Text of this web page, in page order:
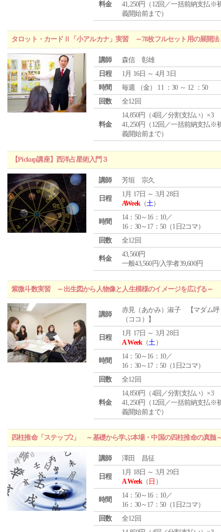
料金
41,250円（12回／一括前納支払※
義開始前まで）
タロット・カードⅡ「小アルカナ」実習 ～78枚フルセット用の展開法
講師
森信 彰雄
日程
1月 16日 ～ 4月 3日
時間
毎週 （金） 11 ：30 ～ 12 ：50
回数
全12回
料金
14,850円（4回／分割支払い）×3
41,250円（12回／一括前納支払※
義開始前まで）
【Pickup講座】西洋占星術入門３
講師 芳垣 宗久
日程
1月 17日 ～ 3月 28日
AWeek（土）
時間
14：50～16：10／
16：30～17：50（1日2コマ）
回数
全12回
料金
43,560円
一般43,560円/入学者39,600円
紫微斗数実習 ～出生図から人物像と人生模様のイメージを広げる～
講師
赤見（あかみ）淑子 【マダム呼
（ココ）】
日程
1月 17日 ～ 3月 28日
A Week（土）
時間
14：50～16：10／
16：30～17：50（1日2コマ）
回数
全12回
料金
14,850円（4回／分割支払い）×3
41,250円（12回／一括前納支払※
義開始前まで）
四柱推命「ステップ2」 ～基礎から学ぶ本場・中国の四柱推命の真髄
講師 澤田 昌征
日程
1月 18日 ～ 3月 29日
A Week（ 日 ）
時間
14：50～16：10／
16：30～17：50（1日2コマ）
回数
全12回